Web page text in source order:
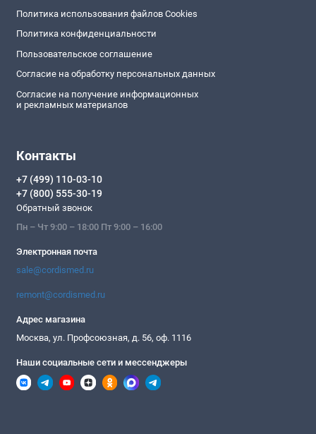
Политика использования файлов Cookies
Политика конфиденциальности
Пользовательское соглашение
Согласие на обработку персональных данных
Согласие на получение информационных
и рекламных материалов
Контакты
+7 (499) 110-03-10
+7 (800) 555-30-19
Обратный звонок
Пн – Чт 9:00 – 18:00 Пт 9:00 – 16:00
Электронная почта
sale@cordismed.ru
remont@cordismed.ru
Адрес магазина
Москва, ул. Профсоюзная, д. 56, оф. 1116
Наши социальные сети и мессенджеры